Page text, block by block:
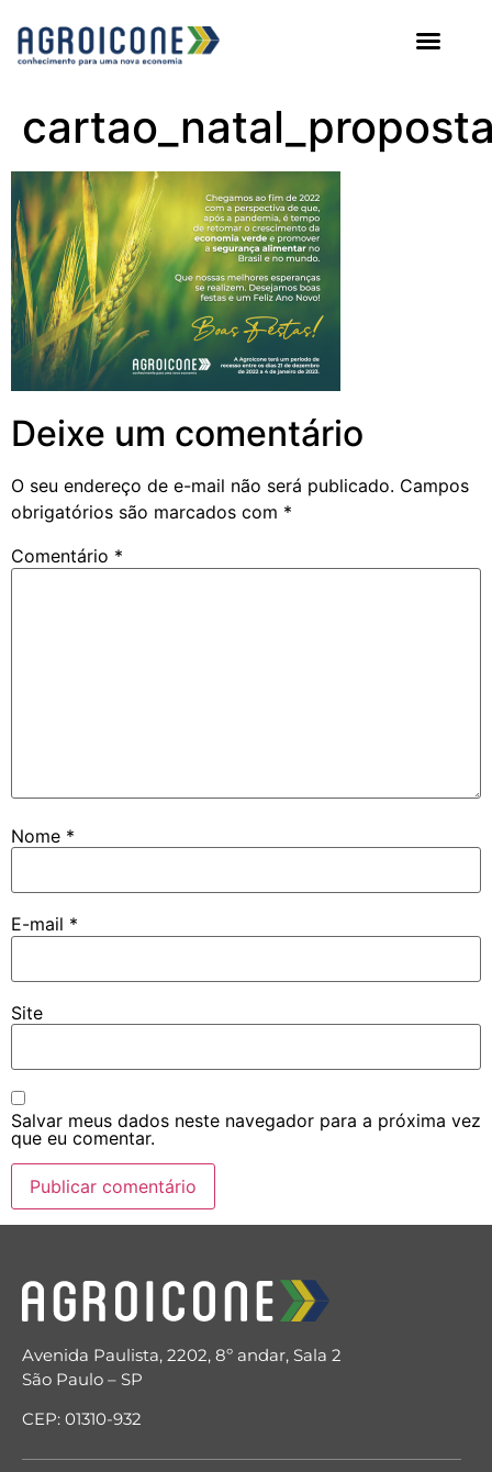
Deixe um comentário
O seu endereço de e-mail não será publicado. Campos
obrigatórios são marcados com *
Comentário *
Nome *
E-mail *
Site
Salvar meus dados neste navegador para a próxima vez
que eu comentar.
Avenida Paulista, 2202, 8º andar, Sala 2
São Paulo – SP
CEP: 01310-932